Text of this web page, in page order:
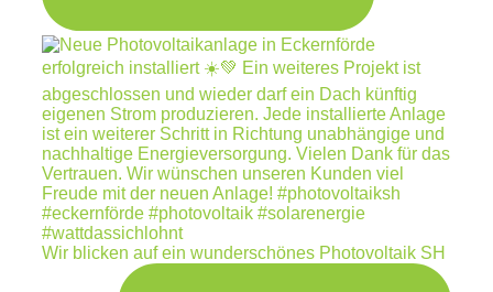
Wir blicken auf ein wunderschönes Photovoltaik SH